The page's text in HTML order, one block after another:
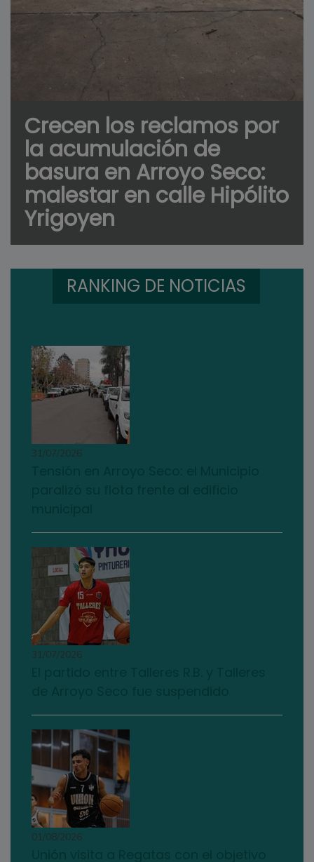
Crecen los reclamos por
la acumulación de
basura en Arroyo Seco:
malestar en calle Hipólito
Yrigoyen
RANKING DE NOTICIAS
31/07/2026
31/07/2026
01/08/2026